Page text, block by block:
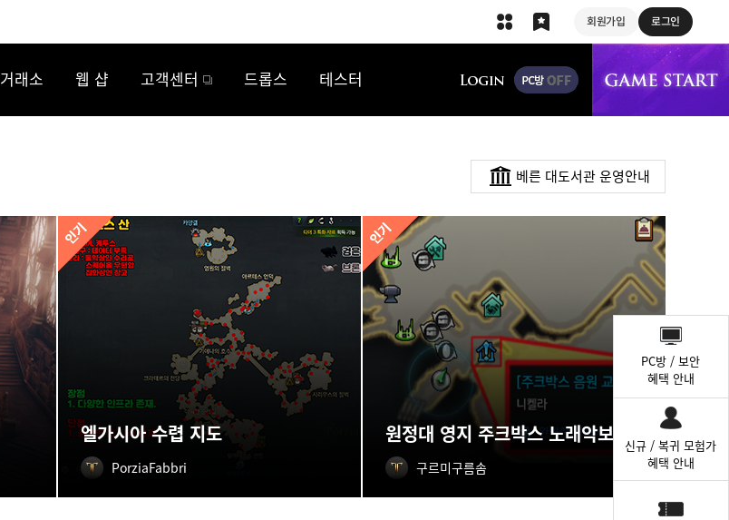
회원가입 로그인
거래소 웹 샵 고객센터 드롭스 테스터
베른 대도서관 운영안내
엘가시아 수렵 지도
PorziaFabbri
원정대 영지 주크박스 노래악보 획득처
구르미구름솜
PC방 / 보안
혜택 안내
신규 / 복귀 모험가
혜택 안내